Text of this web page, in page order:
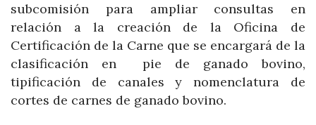
subcomisión para ampliar consultas en
relación a la creación de la Oficina de
Certificación de la Carne que se encargará de la
clasificación en pie de ganado bovino,
tipificación de canales y nomenclatura de
cortes de carnes de ganado bovino.